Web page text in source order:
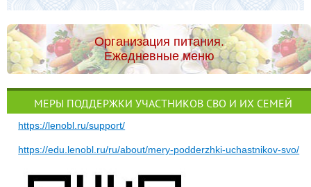
Организация питания.
Ежедневные меню
МЕРЫ ПОДДЕРЖКИ УЧАСТНИКОВ СВО И ИХ СЕМЕЙ
https://lenobl.ru/support/
https://edu.lenobl.ru/ru/about/mery-podderzhki-uchastnikov-svo/